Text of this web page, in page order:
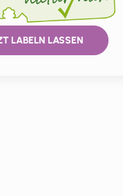
LABELN LASSEN